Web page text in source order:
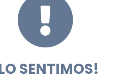
SENTIMOS!